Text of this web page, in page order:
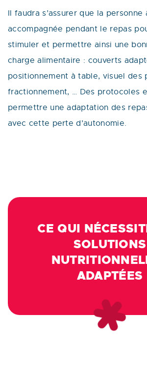
Il faudra s’assurer que la
accompagnée pendant le repas
stimuler et permettre ainsi une
charge alimentaire : couverts
positionnement à table, visuel des
fractionnement, … Des protocoles
permettre une adaptation des
avec cette perte d’autonomie.
CE QUI
SOLUTIONS
ADAPTÉES